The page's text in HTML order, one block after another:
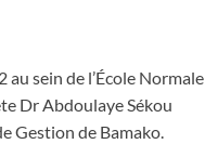
sein de l’École Normale
Dr Abdoulaye Sékou
Gestion de Bamako.